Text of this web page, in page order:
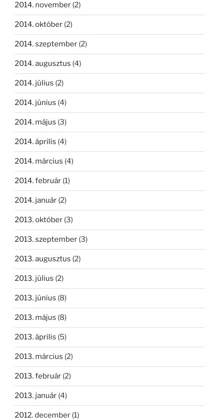
2014. november (2)
2014. október (2)
2014. szeptember (2)
2014. augusztus (4)
2014. július (2)
2014. június (4)
2014. május (3)
2014. április (4)
2014. március (4)
2014. február (1)
2014. január (2)
2013. október (3)
2013. szeptember (3)
2013. augusztus (2)
2013. július (2)
2013. június (8)
2013. május (8)
2013. április (5)
2013. március (2)
2013. február (2)
2013. január (4)
2012. december (1)